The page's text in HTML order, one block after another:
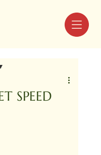
MENU
SPEED